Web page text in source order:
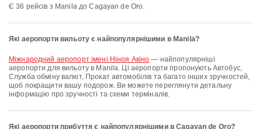
Є 36 рейсів з Manila до Cagayan de Oro.
Які аеропорти вильоту є найпопулярнішими в Manila?
Міжнародний аеропорт імені Ніноя Акіно — найпопулярніші
аеропорти для вильоту в Manila. Ці аеропорти пропонують Автобус,
Служба обміну валют, Прокат автомобілів та багато інших зручностей,
щоб покращити вашу подорож. Ви можете переглянути детальну
інформацію про зручності та схеми терміналів.
Які аеропорти прибуття є найпопулярнішими в Cagayan de Oro?